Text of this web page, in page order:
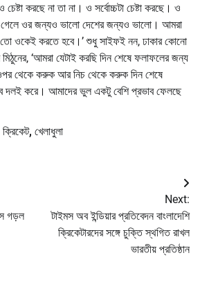
করছে না তা না। ও সর্বোচ্চটা চেষ্টা করছে। ও
গেলে ওর জন্যও ভালো দেশের জন্যও ভালো। আমরা
তো ওকেই করতে হবে।’ শুধু সাইফই নন, ঢাকার কোনো
মিঠুনের, ‘আমরা যেটাই করছি দিন শেষে ফলাফলের জন্য
থেকে করুক আর নিচ থেকে করুক দিন শেষে
দলই করে। আমাদের ভুল একটু বেশি প্রভাব ফেলছে
ক্রিকেট, খেলাধুলা
গড়ল
Next:
টাইমস অব ইন্ডিয়ার প্রতিবেদন বাংলাদেশি
ক্রিকেটারদের সঙ্গে চুক্তি স্থগিত রাখল
ভারতীয় প্রতিষ্ঠান